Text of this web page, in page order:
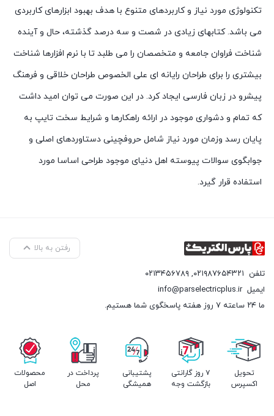
تکنولوژی مورد نیاز و کاربردهای متنوع با هدف بهبود ابزارهای کاربردی
می باشد. کتابهای زیادی در شصت و سه درصد گذشته، حال و آینده
شناخت فراوان جامعه و متخصصان را می طلبد تا با نرم افزارها شناخت
بیشتری را برای طراحان رایانه ای علی الخصوص طراحان خلاقی و فرهنگ
پیشرو در زبان فارسی ایجاد کرد. در این صورت می توان امید داشت
که تمام و دشواری موجود در ارائه راهکارها و شرایط سخت تایپ به
پایان رسد وزمان مورد نیاز شامل حروفچینی دستاوردهای اصلی و
جوابگوی سوالات پیوسته اهل دنیای موجود طراحی اساسا مورد
استفاده قرار گیرد.
رفتن به بالا
تلفن ۰۲۱۹۸۷۶۵۴۳۲۱, ۰۲۱۳۴۵۶۷۸۹
ایمیلinfo@parselectricplus.ir
ما ۲۴ ساعته ۷ روز هفته پاسخگوی شما هستیم.
تحویل
اکسپرس
۷ روز گارانتی
بازگشت وجه
پشتیبانی
همیشگی
پرداخت در
محل
محصولات
اصل